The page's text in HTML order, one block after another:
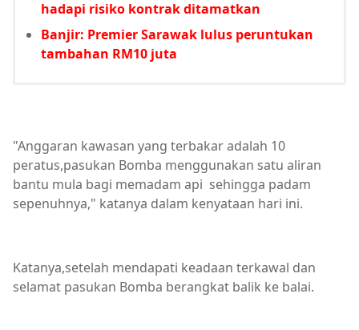
hadapi risiko kontrak ditamatkan
Banjir: Premier Sarawak lulus peruntukan
tambahan RM10 juta
"Anggaran kawasan yang terbakar adalah 10
peratus,pasukan Bomba menggunakan satu aliran
bantu mula bagi memadam api sehingga padam
sepenuhnya," katanya dalam kenyataan hari ini.
Katanya,setelah mendapati keadaan terkawal dan
selamat pasukan Bomba berangkat balik ke balai.